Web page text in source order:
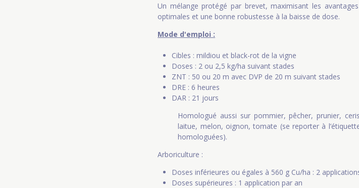
Un mélange protégé par brevet, maximisant les
optimales et une bonne robustesse à la baisse de dose.
Mode d'emploi :
Cibles : mildiou et black-rot de la vigne
Doses : 2 ou 2,5 kg/ha suivant stades
ZNT : 50 ou 20 m avec DVP de 20 m suivant stades
DRE : 6 heures
DAR : 21 jours
Homologué aussi sur pommier, pêcher, prunier,
laitue, melon, oignon, tomate (se reporter à
homologuées).
Arboriculture :
Doses inférieures ou égales à 560 g Cu/ha : 2
Doses supérieures : 1 application par an